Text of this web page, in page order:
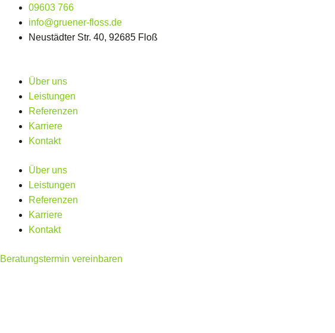
Inhalt
springen
09603 766
info@gruener-floss.de
Neustädter Str. 40, 92685 Floß
Über uns
Leistungen
Referenzen
Karriere
Kontakt
Über uns
Leistungen
Referenzen
Karriere
Kontakt
Beratungstermin vereinbaren